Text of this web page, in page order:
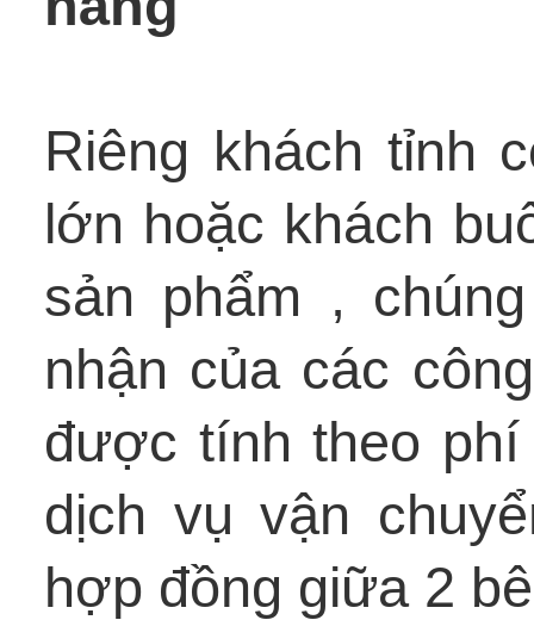
Riêng khách tỉnh
lớn hoặc khách
sản phẩm ,
nhận của các
được tính theo
dịch vụ vận
hợp đồng giữa 2